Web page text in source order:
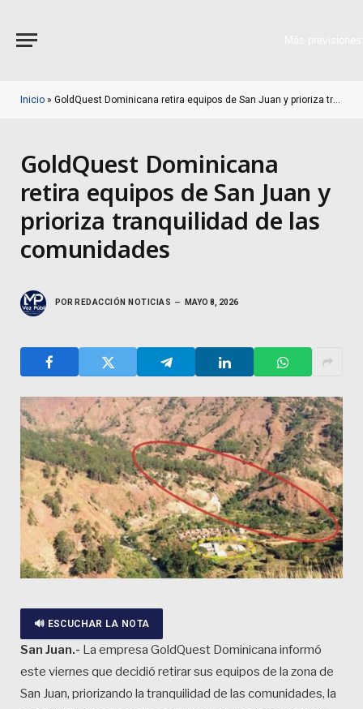
Inicio » GoldQuest Dominicana retira equipos de San Juan y prioriza tranquilidad de las comunidades
GoldQuest Dominicana
retira equipos de San Juan y
prioriza tranquilidad de las
comunidades
POR REDACCIÓN NOTICIAS MAYO 8, 2026
🔊 ESCUCHAR LA NOTA
San Juan.- La empresa GoldQuest Dominicana informó
este viernes que decidió retirar sus equipos de la zona de
San Juan, priorizando la tranquilidad de las comunidades, la